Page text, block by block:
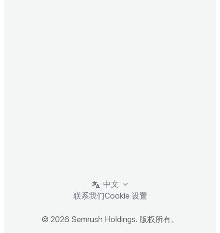
中文
联系我们Cookie 设置
© 2026 Semrush Holdings. 版权所有。